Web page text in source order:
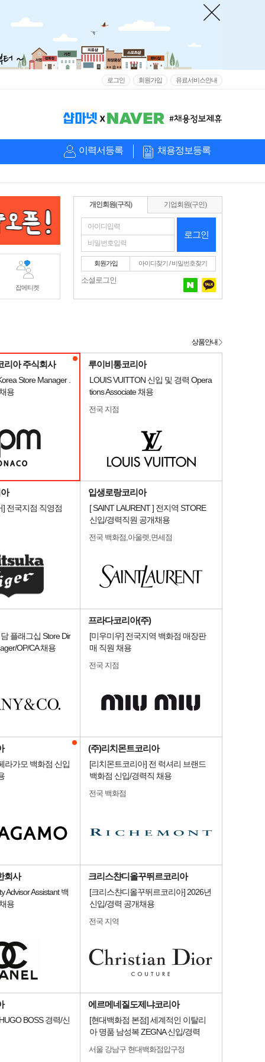
로그인 회원가입 유료서비스안내
이력서등록 채용정보등록
잡에티켓
개인회원(구직) 기업회원(구인)
로그인
회원가입 아이디찾기/비밀번호찾기
소셜로그인
리아 주식회사
Store Manager .
용
루이비통코리아
LOUIS VUITTON 신입 및 경력 Opera
tions Associate 채용
전국 지점
전국지점 직영점
입생로랑코리아
[ SAINT LAURENT ] 전지역 STORE
신입/경력직원 공개채용
전국 백화점,아울렛,면세점
플래그십 Store Dir
OP/CA 채용
프라다코리아(주)
[미우미우] 전국지역 백화점 매장판
매 직원 채용
전국 지점
라가모 백화점 신입
(주)리치몬트코리아
[리치몬트코리아] 전 럭셔리 브랜드
백화점 신입/경력직 채용
전국 백화점
회사
Advisor Assistant 백
용
크리스챤디올꾸뛰르코리아
[크리스챤디올꾸뛰르코리아] 2026년
신입/경력 공개채용
전국 지역
BOSS 경력/신
에르메네질도제냐코리아
[현대백화점 본점] 세계적인 이탈리
아 명품 남성복 ZEGNA 신입/경력
서울 강남구 현대백화점압구정
상품안내